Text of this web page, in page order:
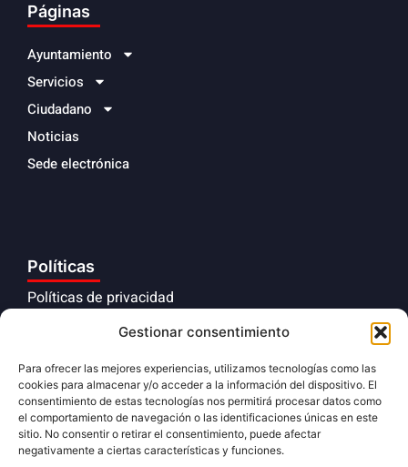
Gestionar consentimiento
Para ofrecer las mejores experiencias, utilizamos tecnologías como las
cookies para almacenar y/o acceder a la información del dispositivo. El
consentimiento de estas tecnologías nos permitirá procesar datos como
el comportamiento de navegación o las identificaciones únicas en este
sitio. No consentir o retirar el consentimiento, puede afectar
negativamente a ciertas características y funciones.
Páginas
Ayuntamiento
Servicios
Ciudadano
Noticias
Sede electrónica
Políticas
Políticas de privacidad
Políticas de cookies
Cumplimiento normativo
Síguenos en redes sociales